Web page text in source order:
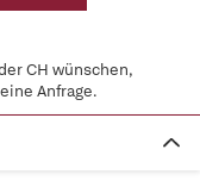
CH wünschen,
Anfrage.